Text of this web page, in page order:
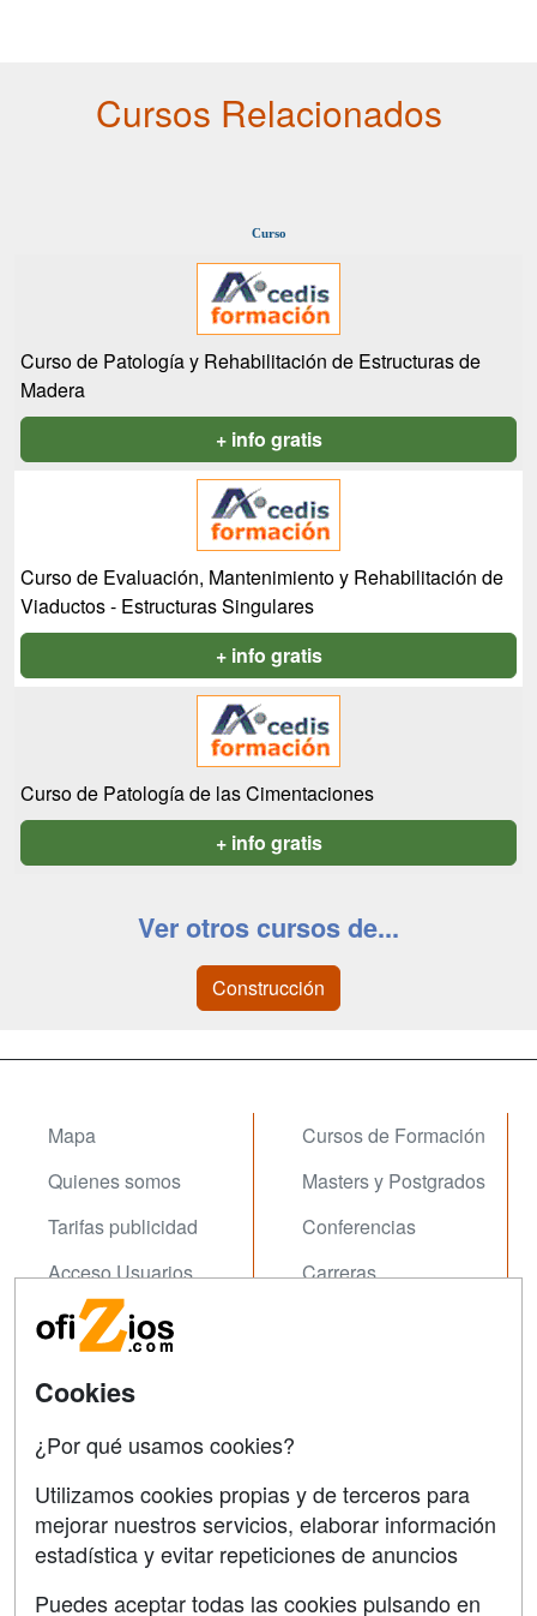
Cursos Relacionados
Curso
Curso de Patología y Rehabilitación de Estructuras de
Madera
+ info gratis
Curso de Evaluación, Mantenimiento y Rehabilitación de
Viaductos - Estructuras Singulares
+ info gratis
Curso de Patología de las Cimentaciones
+ info gratis
Ver otros cursos de...
Construcción
Mapa
Quienes somos
Tarifas publicidad
Acceso Usuarios
Acceso Centros
Cursos de Formación
Masters y Postgrados
Conferencias
Carreras
Confidencialidad
Aviso legal
Copyleft
Cookies
¿Por qué usamos cookies?
Utilizamos cookies propias y de terceros para
mejorar nuestros servicios, elaborar información
estadística y evitar repeticiones de anuncios
Puedes aceptar todas las cookies pulsando en